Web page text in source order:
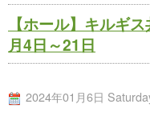
【ホール】キルギ
月4日～21日
2024年01月6日